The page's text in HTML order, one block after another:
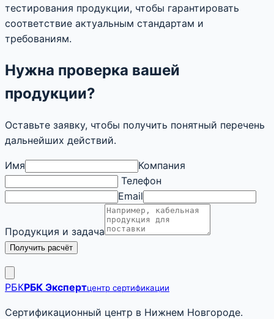
тестирования продукции, чтобы гарантировать
соответствие актуальным стандартам и
требованиям.
Нужна проверка вашей
продукции?
Оставьте заявку, чтобы получить понятный перечень
дальнейших действий.
Имя
Компания
Телефон
Email
Продукция и задача
Получить расчёт
РБКРБК Экспертцентр сертификации
Сертификационный центр в Нижнем Новгороде.